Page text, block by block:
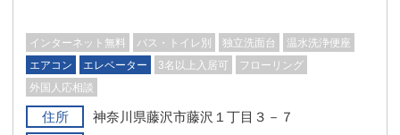
インターネット無料 バス・トイレ別 独立洗面台
温水洗浄便座
エアコン
エレベーター 3名以上入居可
フローリング
外国人応相談
住所 神奈川県藤沢市藤沢１丁目３－７